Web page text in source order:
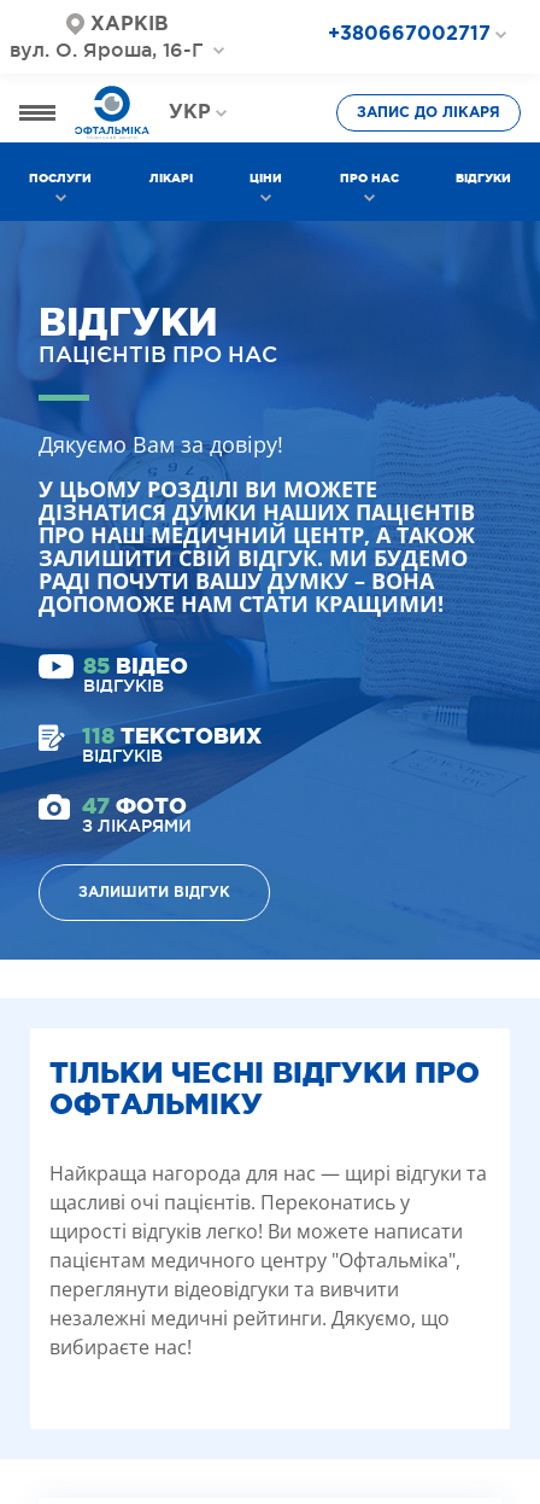
ХАРКІВ
вул. О. Яроша, 16-Г
+380667002717
+380577002717
УКР
РОС
ЗАПИС ДО ЛІКАРЯ
ПОСЛУГИ ЛІКАРІ ЦІНИ ПРО НАС ВІДГУКИ
ВІДГУКИ
ПАЦІЄНТІВ ПРО НАС
Дякуємо Вам за довіру!
У ЦЬОМУ РОЗДІЛІ ВИ МОЖЕТЕ
ДІЗНАТИСЯ ДУМКИ НАШИХ ПАЦІЄНТІВ
ПРО НАШ МЕДИЧНИЙ ЦЕНТР, А ТАКОЖ
ЗАЛИШИТИ СВІЙ ВІДГУК. МИ БУДЕМО
РАДІ ПОЧУТИ ВАШУ ДУМКУ – ВОНА
ДОПОМОЖЕ НАМ СТАТИ КРАЩИМИ!
85 ВІДЕО
ВІДГУКІВ
118 ТЕКСТОВИХ
ВІДГУКІВ
47 ФОТО
З ЛІКАРЯМИ
ЗАЛИШИТИ ВІДГУК
ТІЛЬКИ ЧЕСНІ ВІДГУКИ ПРО
ОФТАЛЬМІКУ
Найкраща нагорода для нас — щирі відгуки та
щасливі очі пацієнтів. Переконатись у
щирості відгуків легко! Ви можете написати
пацієнтам медичного центру "Офтальміка",
переглянути відеовідгуки та вивчити
незалежні медичні рейтинги. Дякуємо, що
вибираєте нас!